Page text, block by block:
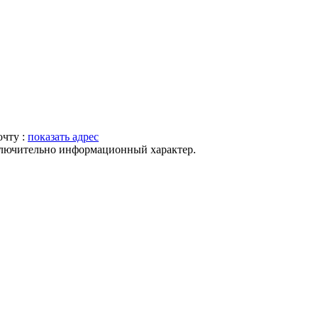
: показать адрес
информационный характер.